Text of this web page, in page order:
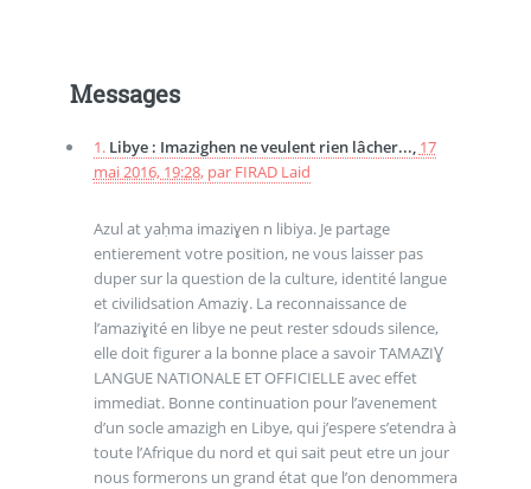
Messages
1. Libye : Imazighen ne veulent rien lâcher..., 17
mai 2016, 19:28, par FIRAD Laid
Azul at yaḥma imaziɣen n libiya. Je partage
entierement votre position, ne vous laisser pas
duper sur la question de la culture, identité langue
et civilidsation Amaziɣ. La reconnaissance de
l’amaziɣité en libye ne peut rester sdouds silence,
elle doit figurer a la bonne place a savoir TAMAZIƔ
LANGUE NATIONALE ET OFFICIELLE avec effet
immediat. Bonne continuation pour l’avenement
d’un socle amazigh en Libye, qui j’espere s’etendra à
toute l’Afrique du nord et qui sait peut etre un jour
nous formerons un grand état que l’on denommera